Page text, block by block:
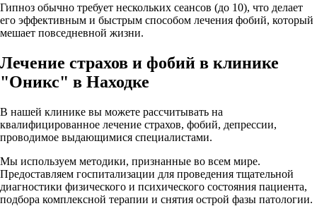
Гипноз обычно требует нескольких сеансов (до 10), что делает
его эффективным и быстрым способом лечения фобий, который
мешает повседневной жизни.
Лечение страхов и фобий в клинике
"Оникс" в Находке
В нашей клинике вы можете рассчитывать на
квалифицированное лечение страхов, фобий, депрессии,
проводимое выдающимися специалистами.
Мы используем методики, признанные во всем мире.
Предоставляем госпитализации для проведения тщательной
диагностики физического и психического состояния пациента,
подбора комплексной терапии и снятия острой фазы патологии.